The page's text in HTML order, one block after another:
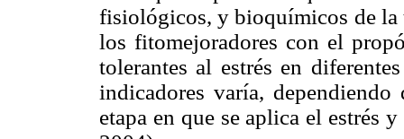
fisiológicos, y bioquímicos de
los fitomejoradores con el
tolerantes al estrés en
indicadores varía,
etapa en que se aplica el estrés